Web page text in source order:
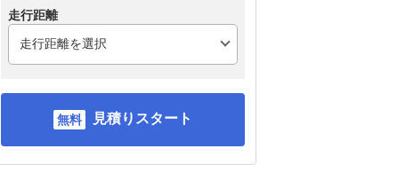
走行距離
見積りスタート